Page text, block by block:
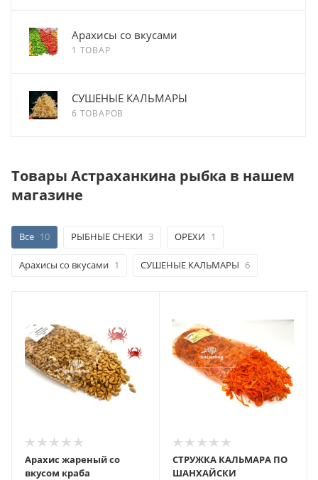
Арахисы со вкусами
1 ТОВАР
СУШЕНЫЕ КАЛЬМАРЫ
6 ТОВАРОВ
Товары Астраханкина рыбка в нашем
магазине
Все 10 РЫБНЫЕ СНЕКИ 3 ОРЕХИ 1
Арахисы со вкусами 1 СУШЕНЫЕ КАЛЬМАРЫ 6
Арахис жареный со
вкусом краба
СТРУЖКА КАЛЬМАРА ПО
ШАНХАЙСКИ